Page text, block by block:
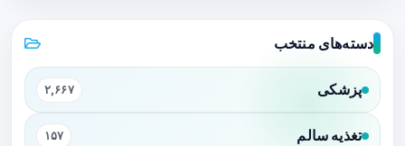
دسته‌های منتخب
پزشکی ۲,۶۶۷
تغذیه سالم ۱۵۷